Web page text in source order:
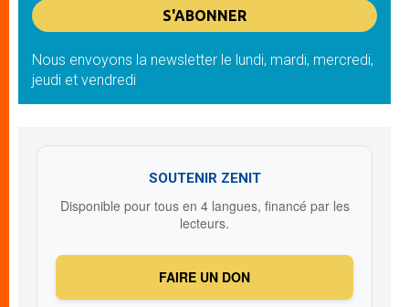
Nous envoyons la newsletter le lundi, mardi, mercredi,
jeudi et vendredi
SOUTENIR ZENIT
Disponible pour tous en 4 langues, financé par les
lecteurs.
FAIRE UN DON